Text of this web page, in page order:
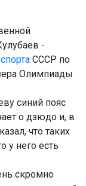
-
спорта СССР по
Олимпиады
синий пояс
о дзюдо и, в
что таких
у него есть
скромно